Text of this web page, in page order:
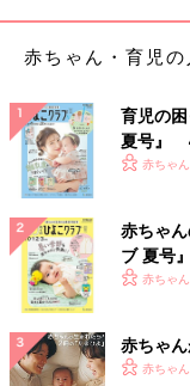
1
整
1
れ
赤ちゃん・育児
育児の
夏号』
いっぱ
赤ちゃ
赤ちゃ
ブ 夏号
く！ お
赤ちゃ
赤ちゃ
赤ちゃ